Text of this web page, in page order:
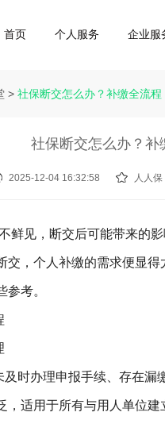
首页 个人服务 企业服
> 社保断交怎么办？补缴全流程
社保断交怎么办？补
2025-12-04 16:32:58 人人保
鲜见，断交后可能带来的
交，个人补缴的需求便显
考。
办理申报手续、存在漏
，适用于所有与用人单位